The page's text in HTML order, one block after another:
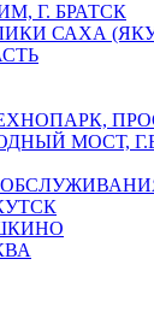
Г. БРАТСК
САХА
МОСТ,